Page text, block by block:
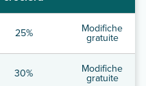
25% Modifiche
gratuite
30% Modifiche
gratuite